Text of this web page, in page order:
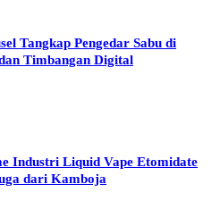
Tangkap Pengedar Sabu di
Timbangan Digital
Industri Liquid Vape Etomidate
dari Kamboja